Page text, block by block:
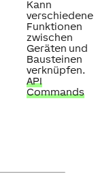
Kann
verschiedene
Funktionen
zwischen
Geräten und
Bausteinen
verknüpfen.
API
Commands